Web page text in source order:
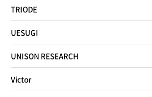
TRIODE
UESUGI
UNISON RESEARCH
Victor